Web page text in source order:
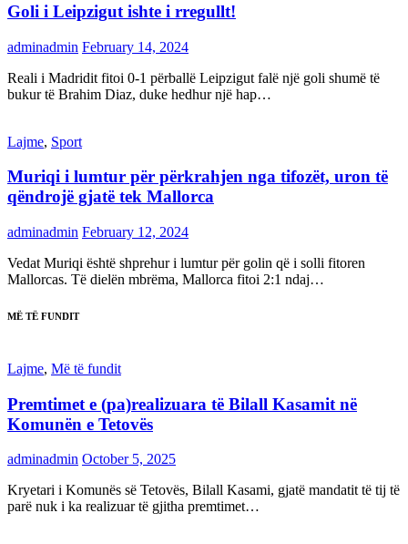
Goli i Leipzigut ishte i rregullt!
adminadmin February 14, 2024
Reali i Madridit fitoi 0-1 përballë Leipzigut falë një goli shumë të
bukur të Brahim Diaz, duke hedhur një hap…
Lajme, Sport
Muriqi i lumtur për përkrahjen nga tifozët, uron të
qëndrojë gjatë tek Mallorca
adminadmin February 12, 2024
Vedat Muriqi është shprehur i lumtur për golin që i solli fitoren
Mallorcas. Të dielën mbrëma, Mallorca fitoi 2:1 ndaj…
MË TË FUNDIT
Lajme, Më të fundit
Premtimet e (pa)realizuara të Bilall Kasamit në
Komunën e Tetovës
adminadmin October 5, 2025
Kryetari i Komunës së Tetovës, Bilall Kasami, gjatë mandatit të tij të
parë nuk i ka realizuar të gjitha premtimet…